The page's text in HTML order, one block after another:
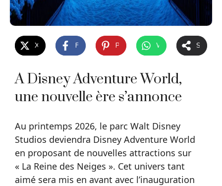
WhatsApp
A Disney Adventure World,
une nouvelle ère s’annonce
Au printemps 2026, le parc Walt Disney
Studios deviendra Disney Adventure World
en proposant de nouvelles attractions sur
« La Reine des Neiges ». Cet univers tant
aimé sera mis en avant avec l’inauguration